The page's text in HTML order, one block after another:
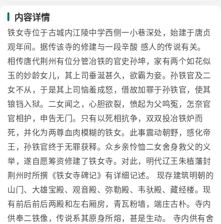
内容详情
铁女寺位于古城内江陵中学西侧一小巷深处，始建于唐贞
观年间。据传该寺的修建与一段辛酸 感人的传说有关。
相传唐代荆州有位分管冶铁的官史孙坤，家有两个如花似
玉的妙龄女儿，其上司垂涎甚久，欲霸为妾。孙铁官及二
女不从，于是其上司恼羞成怒，借故加罪于孙铁官，使其
锒铛入狱。二女闻之，心胆欲裂，愤起为父鸣冤，怎奈官
官相护，申告无门。只有以死相抗争，双双投冶铁炉而
死，并化为两尊血肉模糊的铁女。此事震动朝野，感化帝
王，孙铁官终于无罪获释。众乡亲怜恤二女舍身救父的义
举，遂自愿筹资修建了铁女寺。对此，明代辽王朱植藩封
荆州时所撰《铁女寺碑记》有详细记述。 现存建筑明朝的
山门、大雄宝殿、观音殿、弥勒殿、韦驮殿、藏经楼。现
有前后前后两殿和左右厢房，青瓦粉墙，端庄古朴。寺内
供奉二铁像，传说系其原身所熔，甚是生动。 寺内供有舍